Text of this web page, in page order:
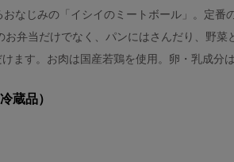
なじみの「イシイのミートボール」。定番
お弁当だけでなく、パンにはさんだり、野菜
ます。お肉は国産若鶏を使用。卵・乳成分
蔵品）